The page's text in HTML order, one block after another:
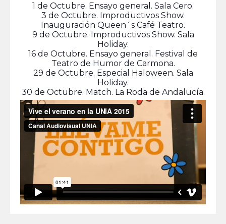
1 de Octubre. Ensayo general. Sala Cero.
3 de Octubre. Improductivos Show.
Inauguración Queen´s Café Teatro.
9 de Octubre. Improductivos Show. Sala
Holiday.
16 de Octubre. Ensayo general. Festival de
Teatro de Humor de Carmona.
29 de Octubre. Especial Haloween. Sala
Holiday.
30 de Octubre. Match. La Roda de Andalucía.